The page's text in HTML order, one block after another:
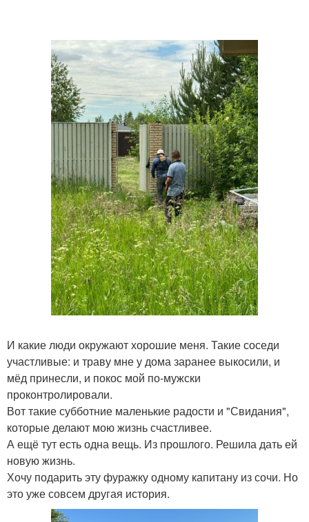
И какие люди окружают хорошие меня. Такие соседи
участливые: и траву мне у дома заранее выкосили, и
мёд принесли, и покос мой по-мужски
проконтролировали.
Вот такие субботние маленькие радости и "Свидания",
которые делают мою жизнь счастливее.
А ещё тут есть одна вещь. Из прошлого. Решила дать ей
новую жизнь.
Хочу подарить эту фуражку одному капитану из сочи. Но
это уже совсем другая история.